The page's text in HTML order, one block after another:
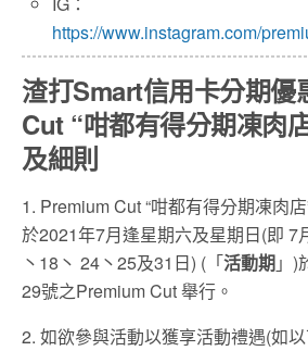
https://www.instagram.com/
渣打Smart信用卡分期優
Cut “咁都有得分期凍肉
及細則
1. Premium Cut “咁都有得分期凍肉
於2021年7月逢星期六及星期日(即 7
丶18丶 24丶25及31日) (「活動期」)
29號之Premium Cut 舉行。
2. 如欲參與活動以獲享活動禮遇(如